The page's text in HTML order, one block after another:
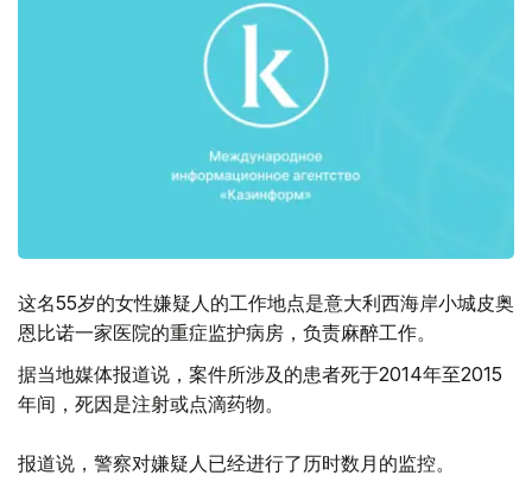
这名55岁的女性嫌疑人的工作地点是意大利西海岸小城皮奥
恩比诺一家医院的重症监护病房，负责麻醉工作。
据当地媒体报道说，案件所涉及的患者死于2014年至2015
年间，死因是注射或点滴药物。
报道说，警察对嫌疑人已经进行了历时数月的监控。